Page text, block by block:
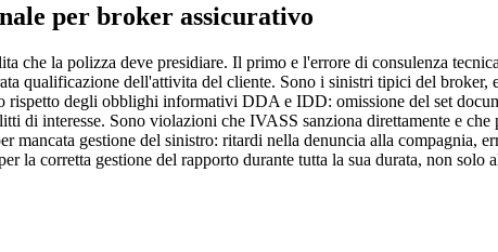
per broker assicurativo
che la polizza deve presidiare. Il primo e l'errore di consulenza
qualificazione dell'attivita del cliente. Sono i sinistri tipici del
rispetto degli obblighi informativi DDA e IDD: omissione del set
di interesse. Sono violazioni che IVASS sanziona direttamente e
mancata gestione del sinistro: ritardi nella denuncia alla compagnia,
la corretta gestione del rapporto durante tutta la sua durata, non solo